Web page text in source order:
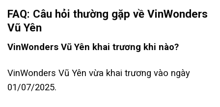
FAQ: Câu hỏi thường gặp về VinWonders
Vũ Yên
VinWonders Vũ Yên khai trương khi nào?
VinWonders Vũ Yên vừa khai trương vào ngày
01/07/2025.